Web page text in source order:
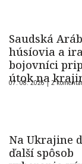
Saudská
húsíovia a
bojovníci
útok na
07. 08. 2026 |2
Na Ukrajine
ďalší spôsob